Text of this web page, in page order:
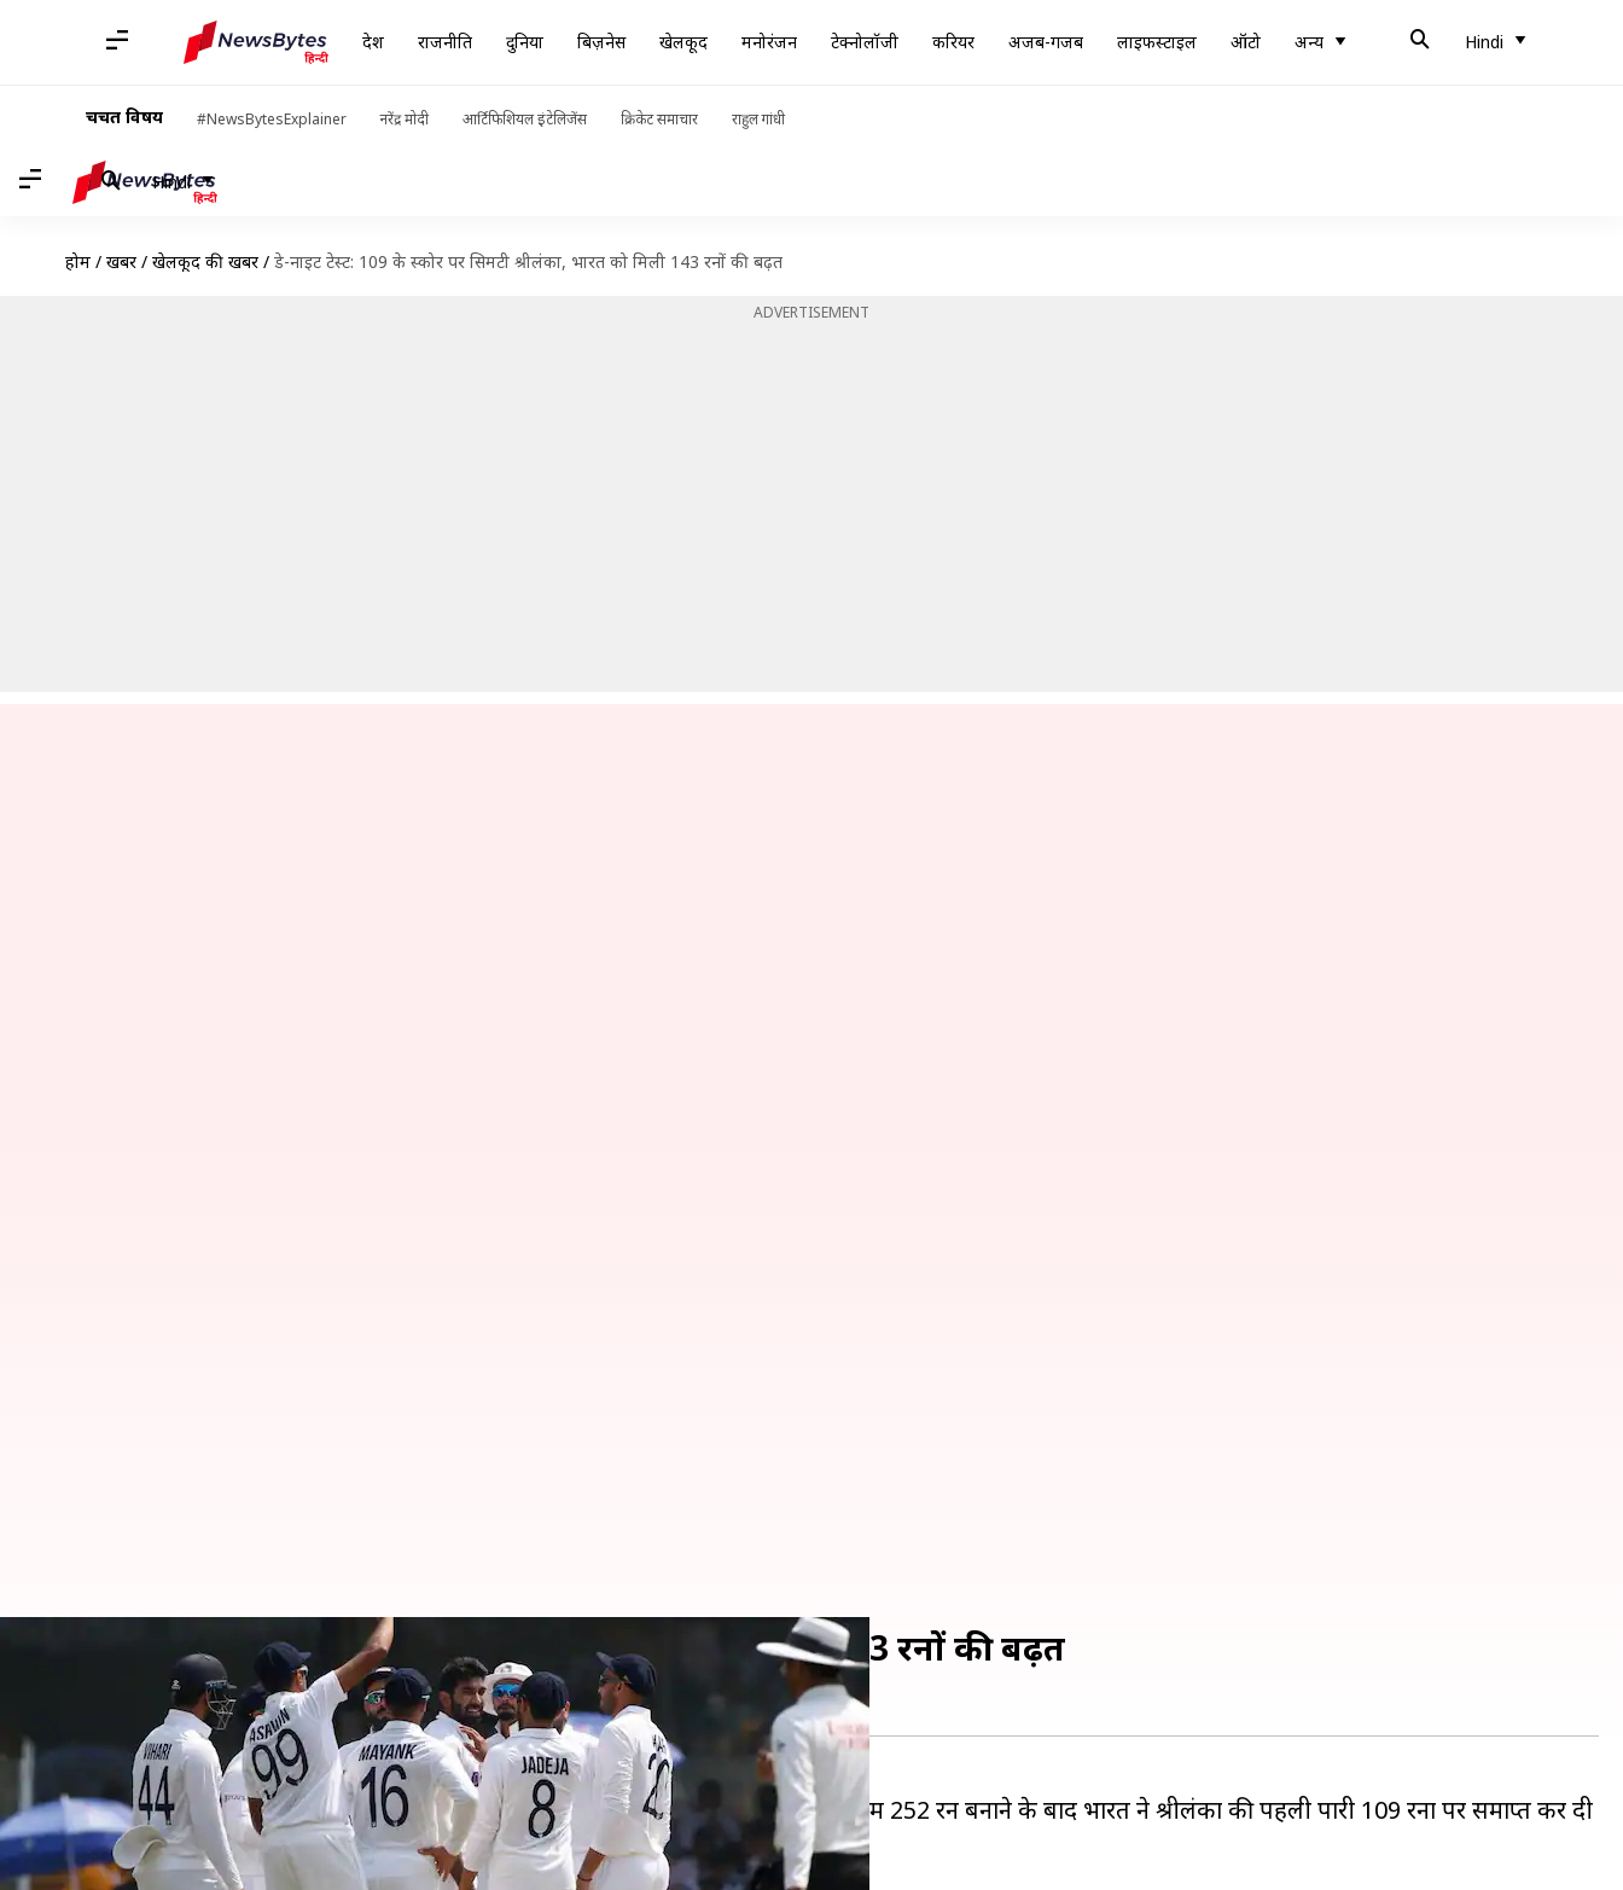
देश राजनीति दुनिया बिज़नेस खेलकूद मनोरंजन टेक्नोलॉजी करियर अजब-गजब लाइफस्टाइल ऑटो अन्य Hindi
चर्चित विषय #NewsBytesExplainer नरेंद्र मोदी आर्टिफिशियल इंटेलिजेंस क्रिकेट समाचार राहुल गांधी
Hindi
होम / खबरें / खेलकूद की खबरें / डे-नाइट टेस्ट: 109 के स्कोर पर सिमटी श्रीलंका, भारत को मिली 143 रनों की बढ़त
ADVERTISEMENT
डे-नाइट टेस्ट: 109 के स्कोर पर सिमटी श्रीलंका, भारत को मिली 143 रनों की बढ़त
Mar 13, 2022 02:32 pm
क्या है खबर?
बेंगलुरु में खेले जा रहे डे-नाइट टेस्ट मेंभारत ने श्रीलंका पर अपना शिकंजा कस दिया है। पहली पारी में 252 रन बनाने के बाद भारत ने श्रीलंका की पहली पारी 109 रनों पर समाप्त कर दी
है। भारत ने पहली पारी में 143 रनों की बढ़त हासिल कर ली है।
भारत के लिएजसप्रीत बुमराह
ने सबसे अधिक पांच विकेट हासिल किए हैं।